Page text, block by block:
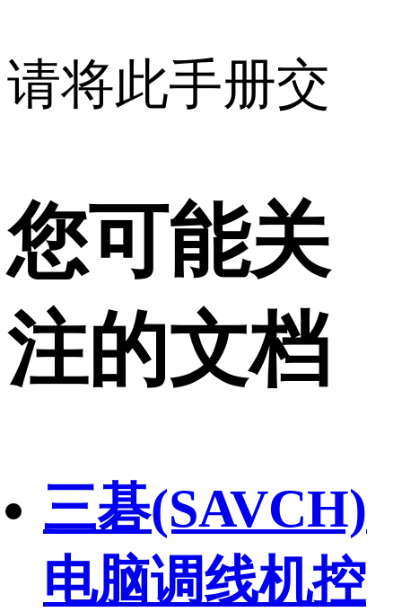
请将此手册交
您可能关
注的文档
三碁(SAVCH)
电脑调线机控